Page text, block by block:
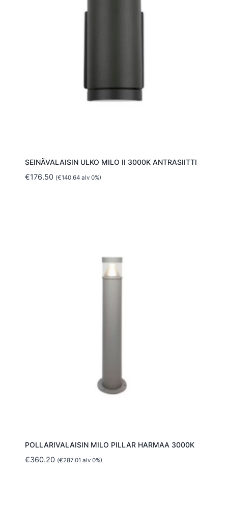
SEINÄVALAISIN ULKO MILO II 3000K ANTRASIITTI
€176.50 (€140.64alv 0%)
POLLARIVALAISIN MILO PILLAR HARMAA 3000K
€360.20 (€287.01 alv 0%)